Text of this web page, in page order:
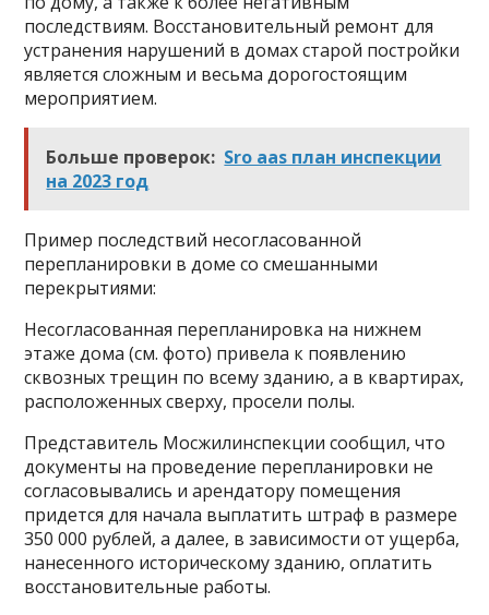
последствиям. Восстановительный ремонт для
устранения нарушений в домах старой постройки
является сложным и весьма дорогостоящим
мероприятием.
Больше проверок: Sro aas план инспекции
на 2023 год
Пример последствий несогласованной
перепланировки в доме со смешанными
перекрытиями:
Несогласованная перепланировка на нижнем
этаже дома (см. фото) привела к появлению
сквозных трещин по всему зданию, а в квартирах,
расположенных сверху, просели полы.
Представитель Мосжилинспекции сообщил, что
документы на проведение перепланировки не
согласовывались и арендатору помещения
придется для начала выплатить штраф в размере
350 000 рублей, а далее, в зависимости от ущерба,
нанесенного историческому зданию, оплатить
восстановительные работы.